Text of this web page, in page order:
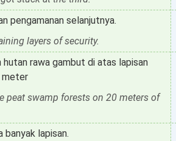
pengamanan selanjutnya.
layers of security.
hutan rawa gambut di atas lapisan
meter
peat swamp forests on 20 meters of
banyak lapisan.